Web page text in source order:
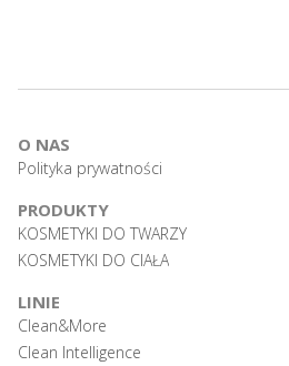
O NAS
Polityka prywatności
PRODUKTY
KOSMETYKI DO TWARZY
KOSMETYKI DO CIAŁA
LINIE
Clean&More
Clean Intelligence